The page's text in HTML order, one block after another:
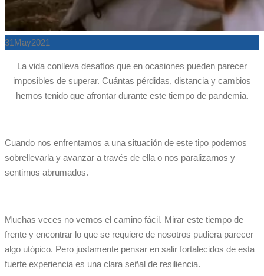
31May2021
La vida conllevadesafíos que en ocasiones pueden parecer
imposibles de superar. Cuántas pérdidas, distancia y cambios
hemos tenido que afrontar durante este tiempo de pandemia.
Cuando nos enfrentamos a una situación de este tipo podemos
sobrellevarla y avanzar a través de ella o nos paralizarnos y
sentirnos abrumados.
Muchas veces no vemos el camino fácil. Mirar este tiempo de
frente y encontrar lo que se requiere de nosotros pudiera parecer
algo utópico. Pero justamente pensar en salir fortalecidos de esta
fuerte experiencia es una clara señal de resiliencia.